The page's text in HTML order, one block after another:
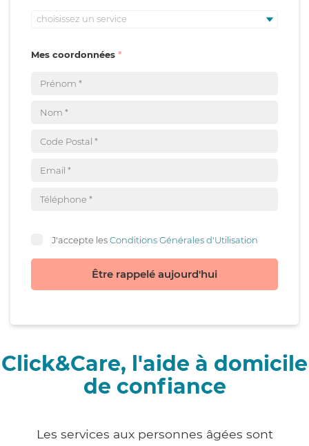
choisissez un service
Mes coordonnées
J'accepte lesConditions Générales d'Utilisation
Être rappelé aujourd'hui
Click&Care, l'aide à domicile
de confiance
Les services aux personnes âgées sont